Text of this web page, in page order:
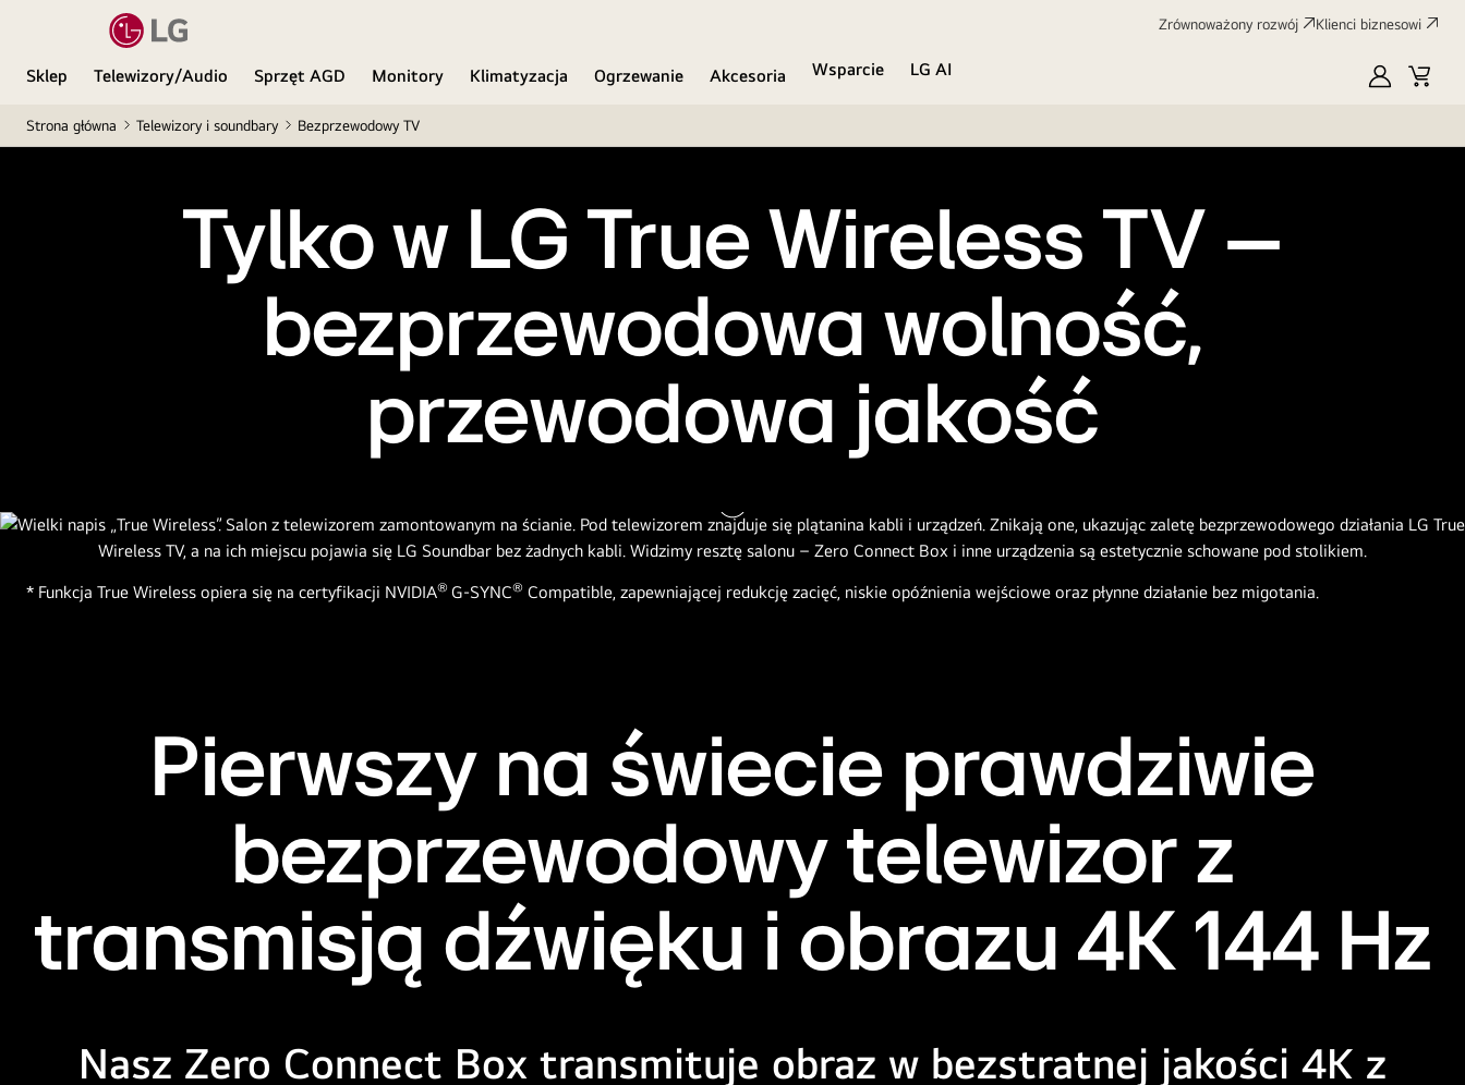
Zrównoważony rozwój Klienci biznesowi
Sklep Telewizory/Audio Sprzęt AGD Monitory Klimatyzacja Ogrzewanie Akcesoria Wsparcie
LG AI
MyLG
Strona główna Telewizory i soundbary Bezprzewodowy TV
Tylko w LG True Wireless TV –
bezprzewodowa wolność,
przewodowa jakość
Zatrzymaj
wideo
* Funkcja True Wireless opiera się na certyfikacji NVIDIA® G-SYNC® Compatible, zapewniającej redukcję zacięć, niskie opóźnienia wejściowe oraz płynne działanie bez migotania.
Pierwszy na świecie prawdziwie
bezprzewodowy telewizor z
transmisją dźwięku i obrazu 4K 144 Hz
Nasz Zero Connect Box transmituje obraz w bezstratnej jakości 4K z